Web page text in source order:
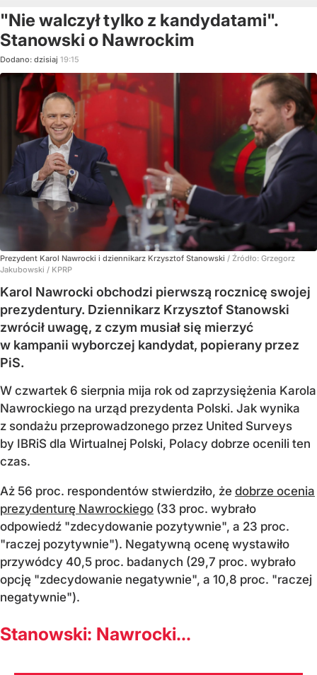
"Nie walczył tylko z kandydatami".
Stanowski o Nawrockim
Dodano: dzisiaj 19:15
Prezydent Karol Nawrocki i dziennikarz Krzysztof Stanowski / Źródło: Grzegorz
Jakubowski / KPRP
Karol Nawrocki obchodzi pierwszą rocznicę swojej
prezydentury. Dziennikarz Krzysztof Stanowski
zwrócił uwagę, z czym musiał się mierzyć
w kampanii wyborczej kandydat, popierany przez
PiS.
W czwartek 6 sierpnia mija rok od zaprzysiężenia Karola
Nawrockiego na urząd prezydenta Polski. Jak wynika
z sondażu przeprowadzonego przez United Surveys
by IBRiS dla Wirtualnej Polski, Polacy dobrze ocenili ten
czas.
Aż 56 proc. respondentów stwierdziło, że dobrze ocenia
prezydenturę Nawrockiego (33 proc. wybrało
odpowiedź "zdecydowanie pozytywnie", a 23 proc.
"raczej pozytywnie"). Negatywną ocenę wystawiło
przywódcy 40,5 proc. badanych (29,7 proc. wybrało
opcję "zdecydowanie negatywnie", a 10,8 proc. "raczej
negatywnie").
Stanowski: Nawrocki...